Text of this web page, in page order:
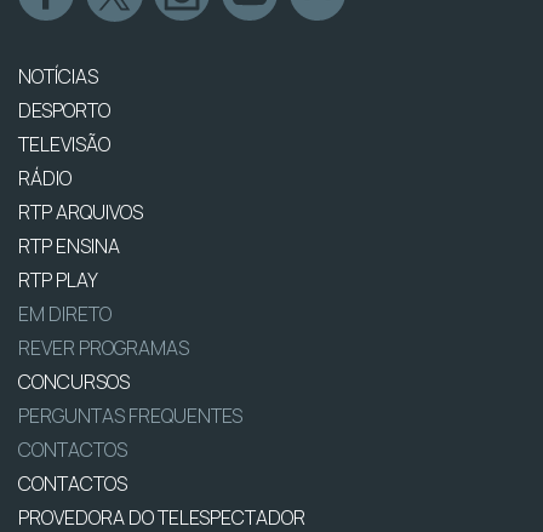
NOTÍCIAS
DESPORTO
TELEVISÃO
RÁDIO
RTP ARQUIVOS
RTP ENSINA
RTP PLAY
EM DIRETO
REVER PROGRAMAS
CONCURSOS
PERGUNTAS FREQUENTES
CONTACTOS
CONTACTOS
PROVEDORA DO TELESPECTADOR